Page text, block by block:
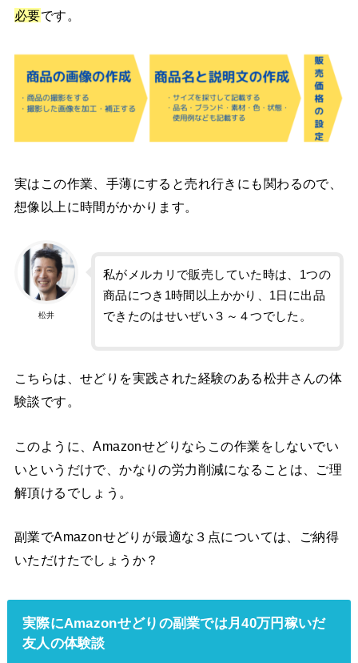
必要です。
実はこの作業、手薄にすると売れ行きにも関わるので、
想像以上に時間がかかります。
松井
私がメルカリで販売していた時は、1つの
商品につき1時間以上かかり、1日に出品
できたのはせいぜい３～４つでした。
こちらは、せどりを実践された経験のある松井さんの体
験談です。
このように、Amazonせどりならこの作業をしないでい
いというだけで、かなりの労力削減になることは、ご理
解頂けるでしょう。
副業でAmazonせどりが最適な３点については、ご納得
いただけたでしょうか？
実際にAmazonせどりの副業では月40万円稼いだ
友人の体験談